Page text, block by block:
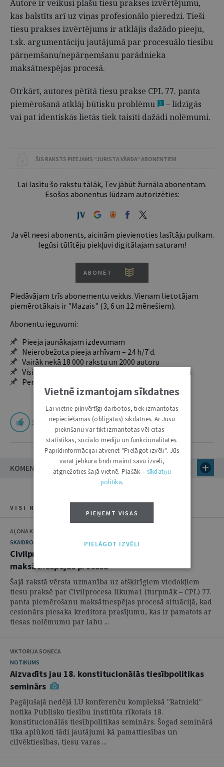
Autore ir veikusi plašu tiesu prakses izvērtējumu,
kas balstīts arī uz viņas profesionālo pieredzi. Tieši
tiesu prakses izvērtējums ir atklājis dažādo pieeju,
t.sk. argumentāciju jautājumā par procesuālo tiesību
pārņemšanu/nepārņemšanu parādnieka
maksātnespējas procesā.
Otrkārt, autores pētītā tiesu prakse CPL 77. panta
piemērošanā atklāj būtisku problēmu
1
– līdzīgās
vai pat identiskās lietās tiek taisīti dažādi nolēmumi.
ŠIS RAKSTS PIEEJAMS “JURISTA VĀRDA” ABONENTIEM
Lai lasītu šo rakstu tālāk, Tev jābūt žurnāla abonentam.
Esošos abonentus lūdzam autorizēties:
Ja vēl neesi abonents, aicinām pievienoties lasītāju pulkam.
Iegūsi tūlītēju piekļuvi digitālajam saturam!
ABONĒT
Piedāvājam trīs abonementu veidus. Vienam lietotājam
piemērotākais ir "Mazais" (3, 6 un 12 mēnešiem).
Abonentu ieguvumi:
Pieeja jaunākajam izdevumam
Neierobežota pieeja arhīvam – 24 h/7 d.
Vairāk nekā 18 000 rakstu un 2000 autoru
Visi tematiskie numuri un ikgadējie grāmatžurnāli
Personalizētās iespējas – piezīmes, citāti, mapes
3
KOMENTĀRI
VISI NUMURA RAKSTI
AĻONA KOLMAKOVA
SKAIDROJUMI. VIEDOKĻI
Civilprocesa likuma 77. panta piemērošana
maksātnespējas procesā
Šajā rakstā vērsta uzmanība uz atšķirīgiem viedokļiem
tiesu praksē par Civilprocesa likuma1 (turpmāk – CPL) 77.
panta piemērošanu maksātnespējas procesā situācijā, kad
cesionārs piesaka kreditora prasījumu, kas ir pamatots ar
tiesas nolēmumu par labu ...
VIKTORIJA SOŅECA
NOTIKUMS
Aizvadīts jau 18. konstitucionālās tiesībpolitikas
seminārs
Pagājušajā nedēļā LU konferenču kompleksā "Ratnieki"
notika Publisko tiesību institūta rīkotais 18.
konstitucionālās tiesībpolitikas seminārs. Šogad seminārā
tika aplūkoti tādi jautājumi kā pamattiesības un
cilvēktiesības, tiesu varas ...
Vietnē izmantojam sīkdatnes
Lai vietne pilnvērtīgi darbotos, tiek izmantotas
nepieciešamās (obligātās) sīkdatnes. Ar Jūsu
piekrišanu var tikt izmantotas vēl citas –
statistikas, sociālo mediju un funkcionalitātes.
Papildinformācijai atveriet "Pielāgot izvēli". Jūs
varat jebkurā brīdī mainīt savu izvēli,
atgriežoties šajā vietnē. Plašāk – sīkdatņu
politikā.
PIEŅEMT VISAS
PIELĀGOT IZVĒLI